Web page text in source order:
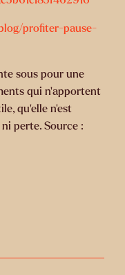
profiter-pause-
sous pour une
qui n’apportent
qu’elle n’est
perte. Source :